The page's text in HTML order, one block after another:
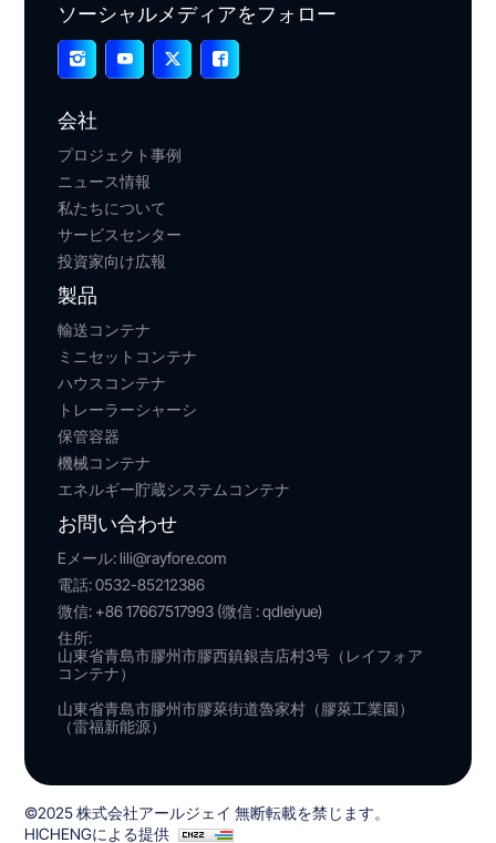
ソーシャルメディアをフォロー
会社
プロジェクト事例
ニュース情報
私たちについて
サービスセンター
投資家向け広報
製品
輸送コンテナ
ミニセットコンテナ
ハウスコンテナ
トレーラーシャーシ
保管容器
機械コンテナ
エネルギー貯蔵システムコンテナ
お問い合わせ
Eメール: lili@rayfore.com
電話: 0532-85212386
微信: +86 17667517993 (微信 : qdleiyue)
住所:
山東省青島市膠州市膠西鎮銀吉店村3号（レイフォア
コンテナ）
山東省青島市膠州市膠萊街道魯家村（膠萊工業園）
（雷福新能源）
©2025 株式会社アールジェイ 無断転載を禁じます。
HICHENGによる提供